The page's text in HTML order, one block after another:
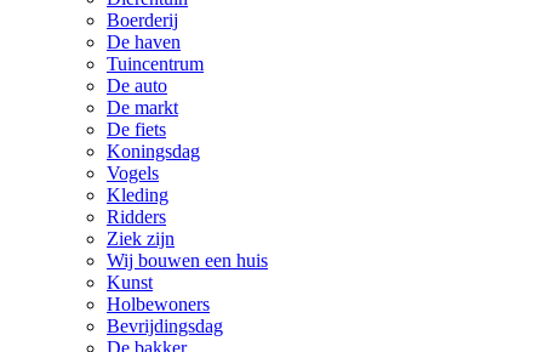
Boerderij
De haven
Tuincentrum
De auto
De markt
De fiets
Koningsdag
Vogels
Kleding
Ridders
Ziek zijn
Wij bouwen een huis
Kunst
Holbewoners
Bevrijdingsdag
De bakker